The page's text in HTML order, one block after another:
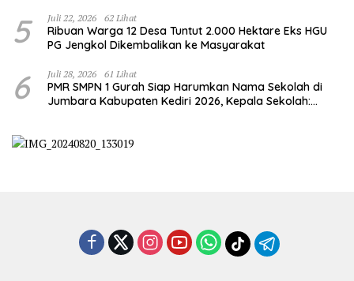
5 Juli 22, 2026 62 Lihat
Ribuan Warga 12 Desa Tuntut 2.000 Hektare Eks HGU
PG Jengkol Dikembalikan ke Masyarakat
6 Juli 28, 2026 61 Lihat
PMR SMPN 1 Gurah Siap Harumkan Nama Sekolah di
Jumbara Kabupaten Kediri 2026, Kepala Sekolah: